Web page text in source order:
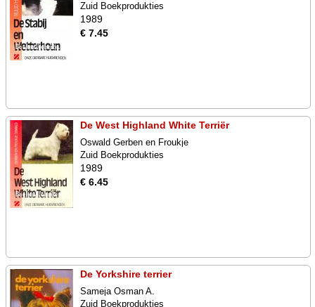
Zuid Boekprodukties
1989
€ 7.45
De West Highland White Terriër
Oswald Gerben en Froukje
Zuid Boekprodukties
1989
€ 6.45
De Yorkshire terrier
Sameja Osman A.
Zuid Boekprodukties